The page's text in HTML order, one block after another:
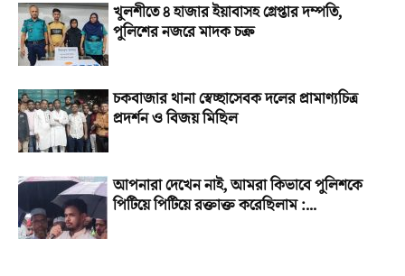
খুলশীতে ৪ হাজার ইয়াবাসহ গ্রেপ্তার দম্পতি,
পুলিশের নজরে মাদক চক্র
চকবাজার থানা স্বেচ্ছাসেবক দলের প্রামাণ্যচিত্র
প্রদর্শন ও বিজয় মিছিল
আপনারা দেখেন নাই, আমরা কিভাবে পুলিশকে
পিটিয়ে পিটিয়ে রক্তাক্ত করেছিলাম :...